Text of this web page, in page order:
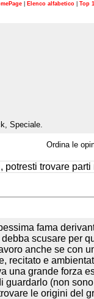
Elenco alfabetico Top
Speciale.
Ordina le
trovare
fama
scusare per
anche se con
recitato e
una grande forza
(non
le origini del